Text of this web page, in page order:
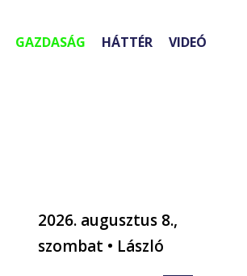
GAZDASÁG HÁTTÉR VIDEÓ
2026. augusztus 8.,
szombat • László